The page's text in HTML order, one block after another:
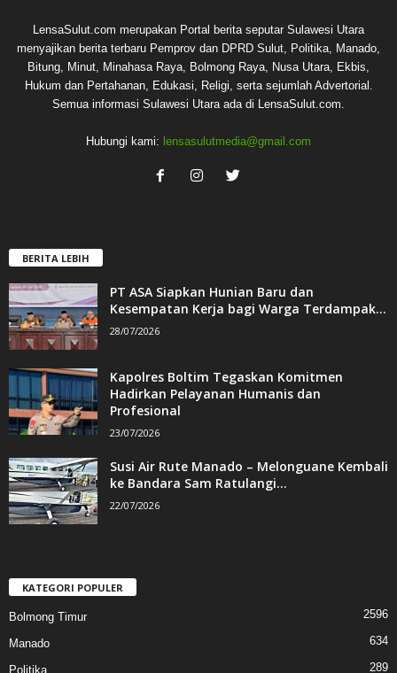
LensaSulut.com merupakan Portal berita seputar Sulawesi Utara
menyajikan berita terbaru Pemprov dan DPRD Sulut, Politika, Manado,
Bitung, Minut, Minahasa Raya, Bolmong Raya, Nusa Utara, Ekbis,
Hukum dan Pertahanan, Edukasi, Religi, serta sejumlah Advertorial.
Semua informasi Sulawesi Utara ada di LensaSulut.com.
Hubungi kami: lensasulutmedia@gmail.com
BERITA LEBIH
PT ASA Siapkan Hunian Baru dan
Kesempatan Kerja bagi Warga Terdampak...
28/07/2026
Kapolres Boltim Tegaskan Komitmen
Hadirkan Pelayanan Humanis dan
Profesional
23/07/2026
Susi Air Rute Manado – Melonguane Kembali
ke Bandara Sam Ratulangi...
22/07/2026
KATEGORI POPULER
Bolmong Timur 2596
Manado 634
Politika 289